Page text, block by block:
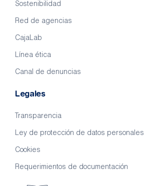
Sostenibilidad
Red de agencias
CajaLab
Línea ética
Canal de denuncias
Legales
Transparencia
Ley de protección de datos personales
Cookies
Requerimientos de documentación